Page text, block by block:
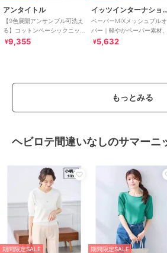
アンタイトル
【9色展開アンサンブル可洗え
る】コットンベーシックニッ
ト
¥9,355
イッツインターナショナル
ペーパーMIXメッシュプル
バー｜軽やかペーパー素材、1
枚でサマになる
¥5,632
もっとみる
ヘビロテ間違いなしのサマーニ
期間限定SALE 期間限定SALE